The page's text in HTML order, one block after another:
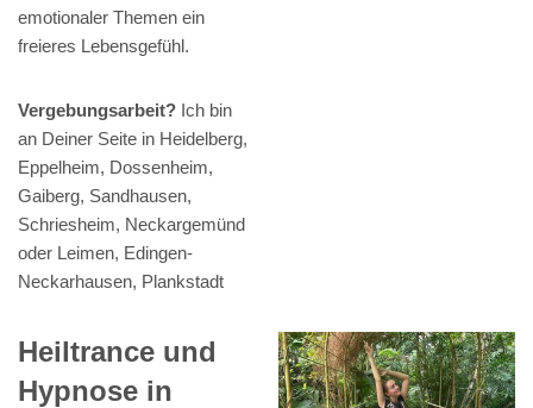
emotionaler Themen ein
freieres Lebensgefühl.
Vergebungsarbeit? Ich bin
an Deiner Seite in Heidelberg,
Eppelheim, Dossenheim,
Gaiberg, Sandhausen,
Schriesheim, Neckargemünd
oder Leimen, Edingen-
Neckarhausen, Plankstadt
Heiltrance und
Hypnose in